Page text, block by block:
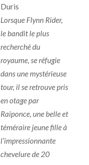
Duris
Lorsque Flynn Rider,
le bandit le plus
recherché du
royaume, se réfugie
dans une mystérieuse
tour, il se retrouve pris
en otage par
Raiponce, une belle et
téméraire jeune fille à
l’impressionnante
chevelure de 20